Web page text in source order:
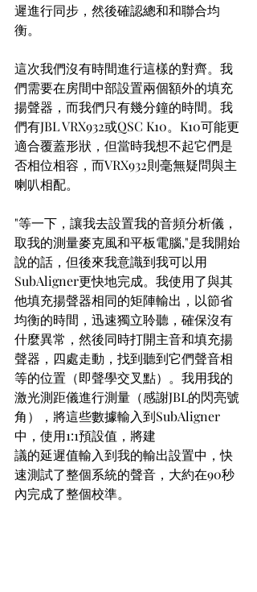
遲進行同步，然後確認總和和聯合均
衡。
這次我們沒有時間進行這樣的對齊。我
們需要在房間中部設置兩個額外的填充
揚聲器，而我們只有幾分鐘的時間。我
們有JBL VRX932或QSC K10。K10可能更
適合覆蓋形狀，但當時我想不起它們是
否相位相容，而VRX932則毫無疑問與主
喇叭相配。
"等一下，讓我去設置我的音頻分析儀，
取我的測量麥克風和平板電腦,"是我開始
說的話，但後來我意識到我可以用
SubAligner更快地完成。我使用了與其
他填充揚聲器相同的矩陣輸出，以節省
均衡的時間，迅速獨立聆聽，確保沒有
什麼異常，然後同時打開主音和填充揚
聲器，四處走動，找到聽到它們聲音相
等的位置（即聲學交叉點）。我用我的
激光測距儀進行測量（感謝JBL的閃亮號
角），將這些數據輸入到SubAligner
中，使用1:1預設值，將建
議的延遲值輸入到我的輸出設置中，快
速測試了整個系統的聲音，大約在90秒
內完成了整個校準。